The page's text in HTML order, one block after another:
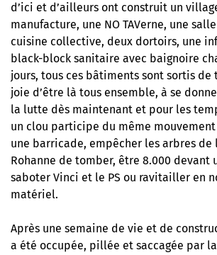
d’ici et d’ailleurs ont construit un
manufacture, une NO TAVerne, une
cuisine collective, deux dortoirs, une
black-block sanitaire avec baignoire
jours, tous ces bâtiments sont sortis de
joie d’être là tous ensemble, à se
la lutte dès maintenant et pour les
un clou participe du même
une barricade, empêcher les arbres de
Rohanne de tomber, être 8.000 devant
saboter Vinci et le PS ou ravitailler en
matériel.
Après une semaine de vie et de
a été occupée, pillée et saccagée par